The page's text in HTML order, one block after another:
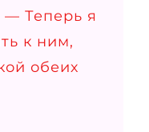
— Теперь я
к ним,
обеих